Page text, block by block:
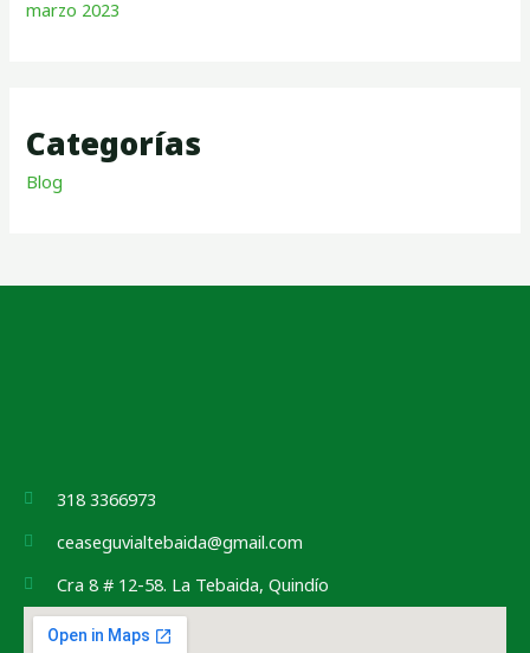
marzo 2023
Categorías
Blog
318 3366973
ceaseguvialtebaida@gmail.com
Cra 8 # 12-58. La Tebaida, Quindío